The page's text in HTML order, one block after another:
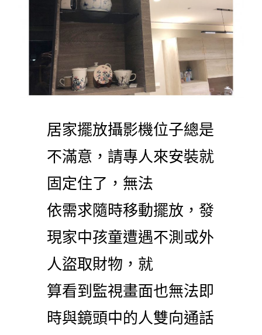
居家擺放攝影機位子總是
不滿意，請專人來安裝就
固定住了，無法
依需求隨時移動擺放，發
現家中孩童遭遇不測或外
人盜取財物，就
算看到監視畫面也無法即
時與鏡頭中的人雙向通話